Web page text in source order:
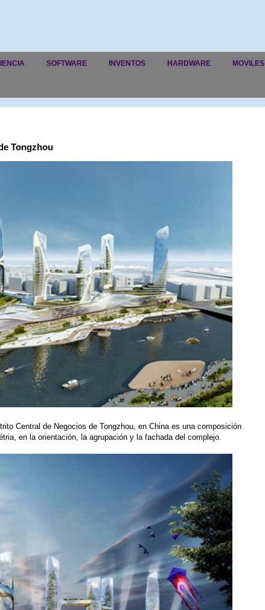
SOFTWARE INVENTOS HARDWARE MOVILES
Tongzhou
Central de Negocios de Tongzhou, en China es una composición
en la orientación, la agrupación y la fachada del complejo.